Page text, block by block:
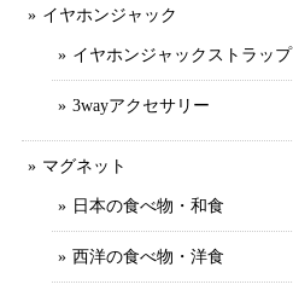
イヤホンジャック
イヤホンジャックストラップ
3wayアクセサリー
マグネット
日本の食べ物・和食
西洋の食べ物・洋食